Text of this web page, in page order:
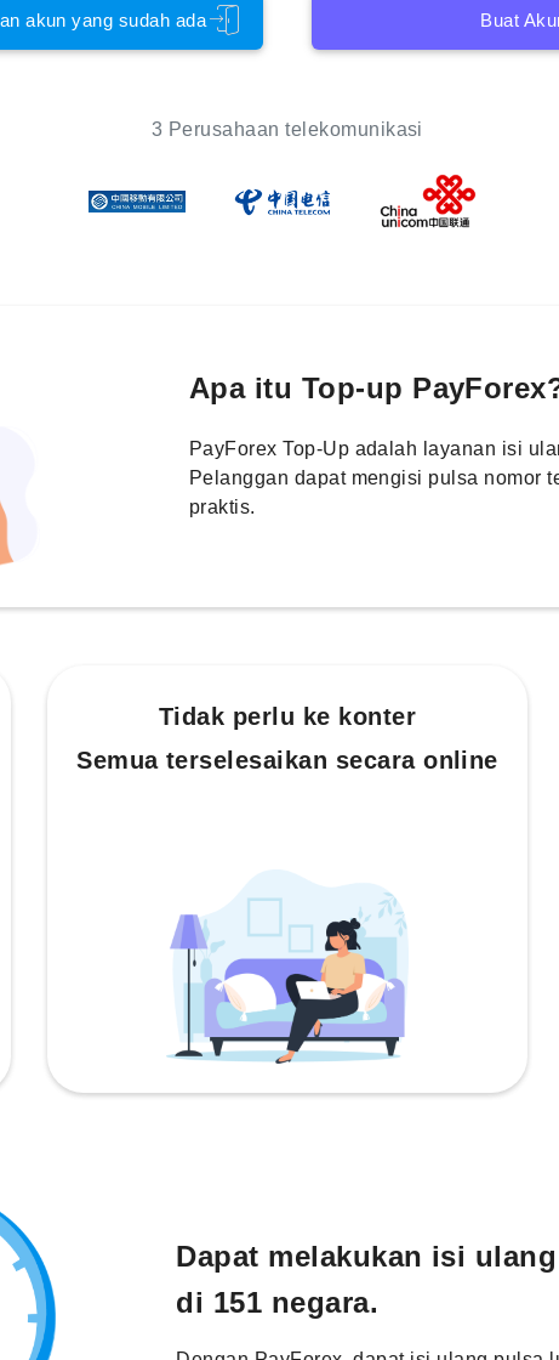
akun yang sudah ada Buat
3 Perusahaan telekomunikasi
Apa itu Top-up
PayForex Top-Up adalah layanan isi
Pelanggan dapat mengisi pulsa nomor
praktis.
Tidak perlu ke konter
Semua terselesaikan secara online
Dapat melakukan isi
di 151 negara.